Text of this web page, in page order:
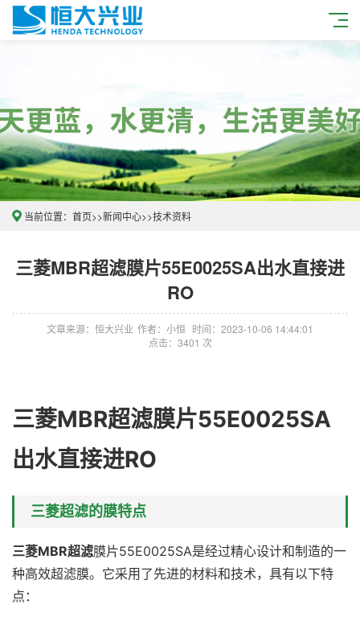
当前位置： 首页>>新闻中心>>技术资料
三菱MBR超滤膜片55E0025SA出水直接进
RO
文章来源：恒大兴业 作者：小恒 时间：2023-10-06 14:44:01
点击：3401 次
三菱MBR超滤膜片55E0025SA
出水直接进RO
三菱超滤的膜特点
三菱MBR超滤膜片55E0025SA是经过精心设计和制造的一
种高效超滤膜。它采用了先进的材料和技术，具有以下特
点：